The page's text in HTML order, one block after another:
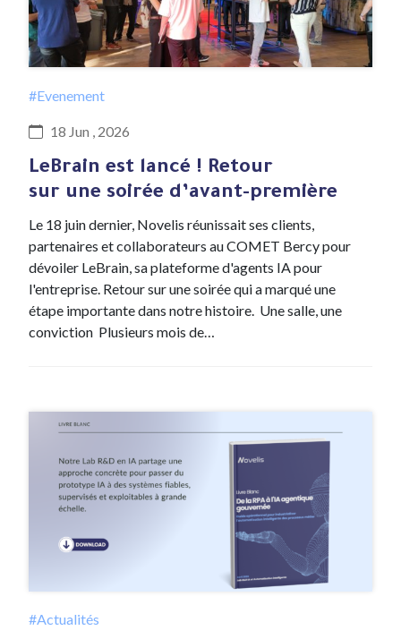
#Evenement
18 Jun , 2026
LeBrain est lancé ! Retour
sur une soirée d’avant-première
Le 18 juin dernier, Novelis réunissait ses clients,
partenaires et collaborateurs au COMET Bercy pour
dévoiler LeBrain, sa plateforme d'agents IA pour
l'entreprise. Retour sur une soirée qui a marqué une
étape importante dans notre histoire. Une salle, une
conviction Plusieurs mois de…
#Actualités